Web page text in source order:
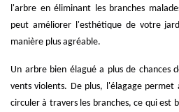
l'arbre en éliminant les branches
peut améliorer l'esthétique de votre
manière plus agréable.
Un arbre bien élagué a plus de chances
vents violents. De plus, l'élagage
circuler à travers les branches, ce qui est